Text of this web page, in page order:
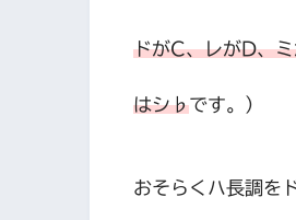
ドがC、レがD、
はシ♭です。）
おそらくハ長調を